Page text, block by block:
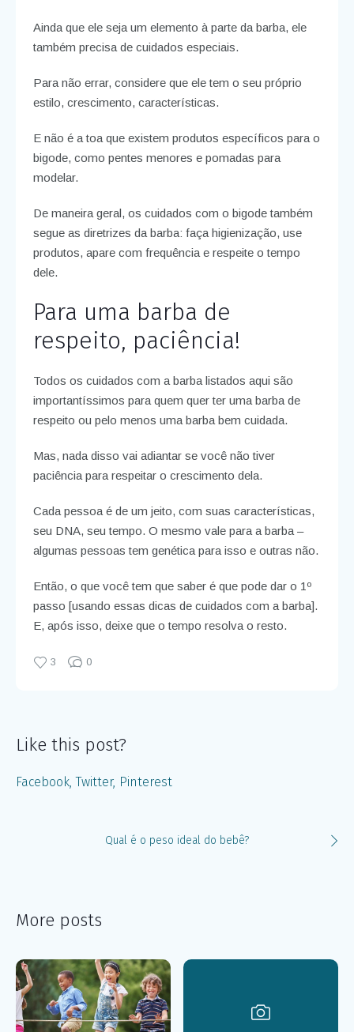
Ainda que ele seja um elemento à parte da barba, ele
também precisa de cuidados especiais.
Para não errar, considere que ele tem o seu próprio
estilo, crescimento, características.
E não é a toa que existem produtos específicos para o
bigode, como pentes menores e pomadas para
modelar.
De maneira geral, os cuidados com o bigode também
segue as diretrizes da barba: faça higienização, use
produtos, apare com frequência e respeite o tempo
dele.
Para uma barba de
respeito, paciência!
Todos os cuidados com a barba listados aqui são
importantíssimos para quem quer ter uma barba de
respeito ou pelo menos uma barba bem cuidada.
Mas, nada disso vai adiantar se você não tiver
paciência para respeitar o crescimento dela.
Cada pessoa é de um jeito, com suas características,
seu DNA, seu tempo. O mesmo vale para a barba –
algumas pessoas tem genética para isso e outras não.
Então, o que você tem que saber é que pode dar o 1º
passo [usando essas dicas de cuidados com a barba].
E, após isso, deixe que o tempo resolva o resto.
3 0
Like this post?
Facebook Twitter Pinterest
Qual é o peso ideal do bebê?
More posts